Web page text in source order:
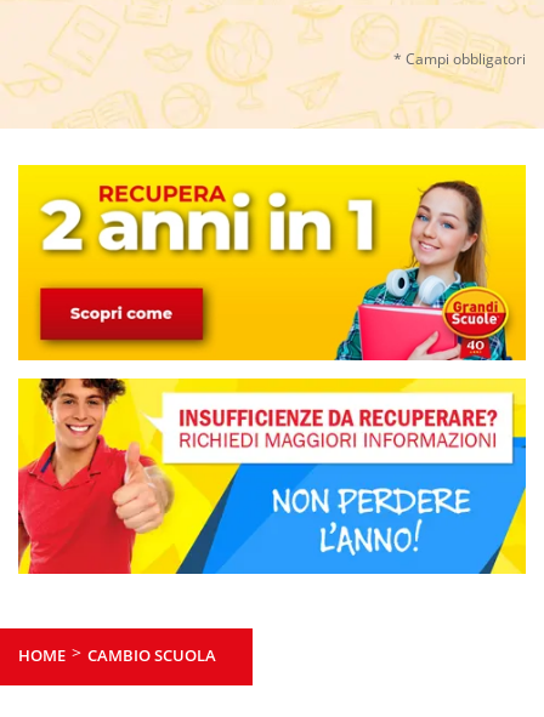
* Campi obbligatori
HOME > CAMBIO SCUOLA